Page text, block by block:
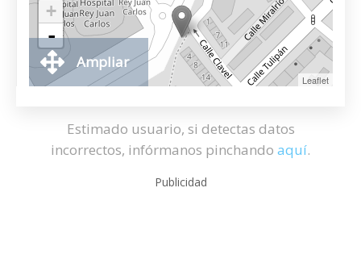
+
-
Leaflet
Ampliar
Estimado usuario, si detectas datos
incorrectos, infórmanos pinchando aquí.
Publicidad